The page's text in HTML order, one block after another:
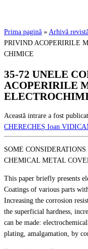
Prima pagină » Arhivă
PRIVIND ACOPERIRILE
CHIMICE
35-72 UNELE
ACOPERIRILE
Această intrare a fost
CHERECHEȘ Ioan
SOME
CHEMICAL METAL
This paper briefly presents
Coatings of various parts
Increasing the corrosion
the superficial hardness,
can be made:
plating, amalgamation, by